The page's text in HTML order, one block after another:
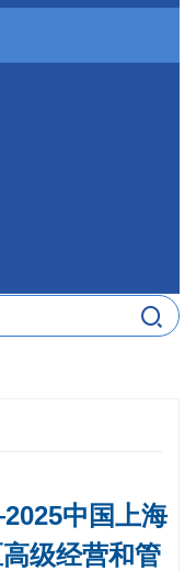
中国上海
级经营和管